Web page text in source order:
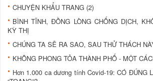
CHUYỆN KHẨU TRANG (2)
BÌNH TĨNH, ĐỒNG LÒNG CHỐNG DỊCH,
KỲ THỊ
CHÚNG TA SẼ RA SAO, SAU THỬ THÁCH
KHÔNG PHONG TỎA THÀNH PHỐ - MỘT
Hơn 1.000 ca dương tính Covid-19: CÓ ĐÚNG